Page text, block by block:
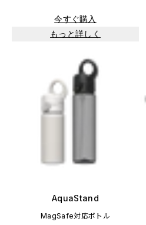
今すぐ購入
もっと詳しく
AquaStand
MagSafe対応ボトル